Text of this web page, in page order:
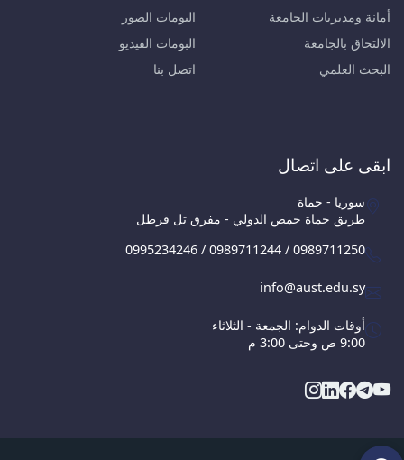
أمانة ومديريات الجامعة
الالتحاق بالجامعة
البحث العلمي
البومات الصور
البومات الفيديو
اتصل بنا
ابقى على اتصال
سوريا - حماة
طريق حماة حمص الدولي - مفرق تل قرطل
0995234246 / 0989711244 / 0989711250
info@aust.edu.sy
أوقات الدوام: الجمعة - الثلاثاء
9:00 ص وحتى 3:00 م